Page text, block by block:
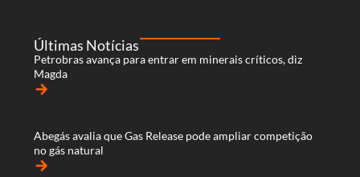
Últimas Notícias
Petrobras avança para entrar em minerais críticos, diz
Magda
arrow_forward
Abegás avalia que Gas Release pode ampliar competição
no gás natural
arrow_forward